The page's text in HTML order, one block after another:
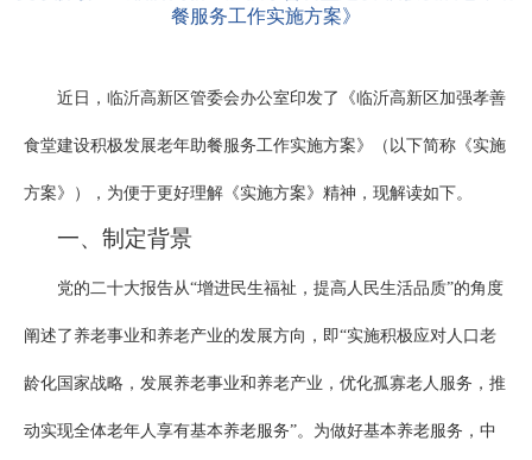
餐服务工作实施方案》
近日，临沂高新区管委会办公室印发了《临沂高新区加强孝善
食堂建设积极发展老年助餐服务工作实施方案》（以下简称《实施
方案》），为便于更好理解《实施方案》精神，现解读如下。
一、制定背景
党的二十大报告从“增进民生福祉，提高人民生活品质”的角度
阐述了养老事业和养老产业的发展方向，即“实施积极应对人口老
龄化国家战略，发展养老事业和养老产业，优化孤寡老人服务，推
动实现全体老年人享有基本养老服务”。为做好基本养老服务，中